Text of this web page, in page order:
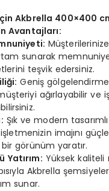
Akbrella 400×400
Avantajları:
sunarak
teşvik edersiniz.
Geniş
ağırlayabilir ve
Şık ve modern
imajını
görünüm yaratır.
Yatırım: Yüksek
Akbrella
sunar.